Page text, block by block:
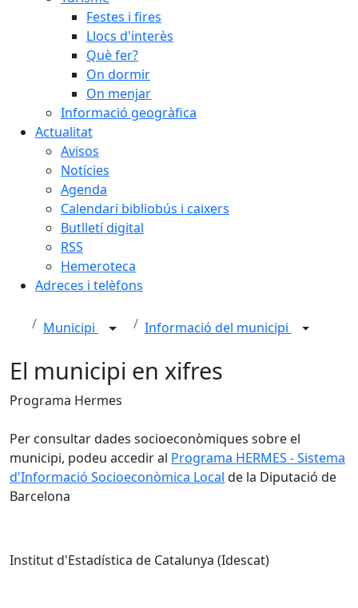
Festes i fires
Llocs d'interès
Què fer?
On dormir
On menjar
Informació geogràfica
Actualitat
Avisos
Notícies
Agenda
Calendari bibliobús i caixers
Butlletí digital
RSS
Hemeroteca
Adreces i telèfons
Municipi Informació del municipi
El municipi en xifres
Programa Hermes
Per consultar dades socioeconòmiques sobre el
municipi, podeu accedir al Programa HERMES - Sistema
d'Informació Socioeconòmica Local de la Diputació de
Barcelona
Institut d'Estadística de Catalunya (Idescat)